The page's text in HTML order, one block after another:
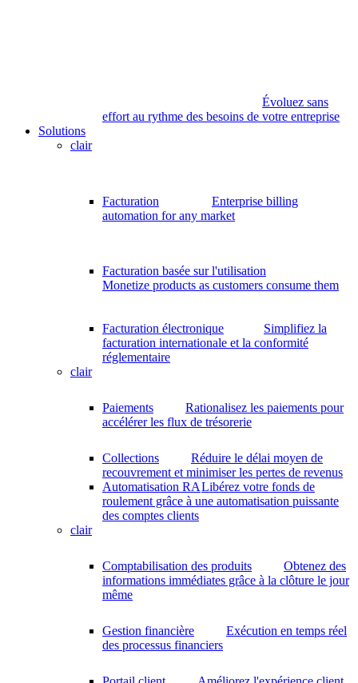
Évoluez sans
effort au rythme des besoins de votre entreprise
Solutions
clair
Facturation
Enterprise billing
automation for any market
Facturation basée sur l'utilisation
Monetize products as customers consume them
Facturation électronique
Simplifiez la
facturation internationale et la conformité
réglementaire
clair
Paiements
Rationalisez les paiements pour
accélérer les flux de trésorerie
Collections
Réduire le délai moyen de
recouvrement et minimiser les pertes de revenus
Automatisation RALibérez votre fonds de
roulement grâce à une automatisation puissante
des comptes clients
clair
Comptabilisation des produits
Obtenez des
informations immédiates grâce à la clôture le jour
même
Gestion financière
Exécution en temps réel
des processus financiers